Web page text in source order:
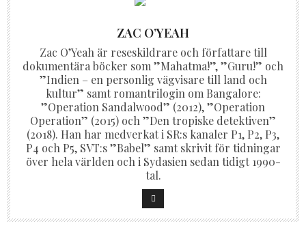
ZAC O’YEAH
Zac O’Yeah är reseskildrare och författare till
dokumentära böcker som ”Mahatma!”, ”Guru!” och
”Indien – en personlig vägvisare till land och
kultur” samt romantrilogin om Bangalore:
”Operation Sandalwood” (2012), ”Operation
Operation” (2015) och ”Den tropiske detektiven”
(2018). Han har medverkat i SR:s kanaler P1, P2, P3,
P4 och P5, SVT:s ”Babel” samt skrivit för tidningar
över hela världen och i Sydasien sedan tidigt 1990-
tal.